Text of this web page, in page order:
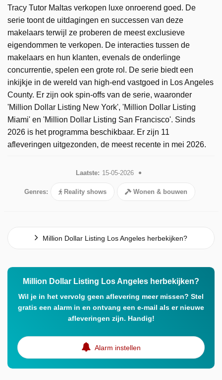
Tracy Tutor Maltas verkopen luxe onroerend goed. De
serie toont de uitdagingen en successen van deze
makelaars terwijl ze proberen de meest exclusieve
eigendommen te verkopen. De interacties tussen de
makelaars en hun klanten, evenals de onderlinge
concurrentie, spelen een grote rol. De serie biedt een
inkijkje in de wereld van high-end vastgoed in Los Angeles
County. Er zijn ook spin-offs van de serie, waaronder
'Million Dollar Listing New York', 'Million Dollar Listing
Miami' en 'Million Dollar Listing San Francisco'. Sinds
2026 is het programma beschikbaar. Er zijn 11
afleveringen uitgezonden, de meest recente in mei 2026.
Laatste: 15-05-2026
Genres: Reality shows Wonen & bouwen
Million Dollar Listing Los Angeles herbekijken?
Million Dollar Listing Los Angeles herbekijken?
Wil je in het vervolg geen aflevering meer missen? Stel
gratis een alarm in en ontvang een e-mail als er nieuwe
afleveringen zijn. Handig!
Alarm instellen